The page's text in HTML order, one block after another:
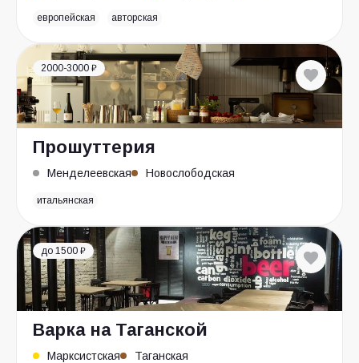
европейская авторская
2000-3000 ₽
Прошуттерия
Менделеевская Новослободская
итальянская
до 1500 ₽
Варка на Таганской
Марксистская Таганская